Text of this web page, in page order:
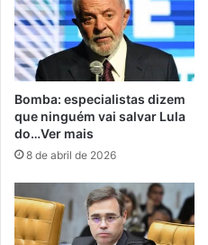
Bomba: especialistas dizem
que ninguém vai salvar Lula
do…Ver mais
8 de abril de 2026